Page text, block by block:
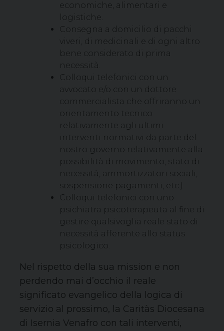
economiche, alimentari e
logistiche.
Consegna a domicilio di pacchi
viveri, di medicinali e di ogni altro
bene considerato di prima
necessità.
Colloqui telefonici con un
avvocato e/o con un dottore
commercialista che offriranno un
orientamento tecnico
relativamente agli ultimi
interventi normativi da parte del
nostro governo relativamente alla
possibilità di movimento, stato di
necessità, ammortizzatori sociali,
sospensione pagamenti, etc.)
Colloqui telefonici con uno
psichiatra psicoterapeuta al fine di
gestire qualsivoglia reale stato di
necessità afferente allo status
psicologico.
Nel rispetto della sua mission e non
perdendo mai d’occhio il reale
significato evangelico della logica di
servizio al prossimo, la Caritàs Diocesana
di Isernia Venafro con tali interventi,